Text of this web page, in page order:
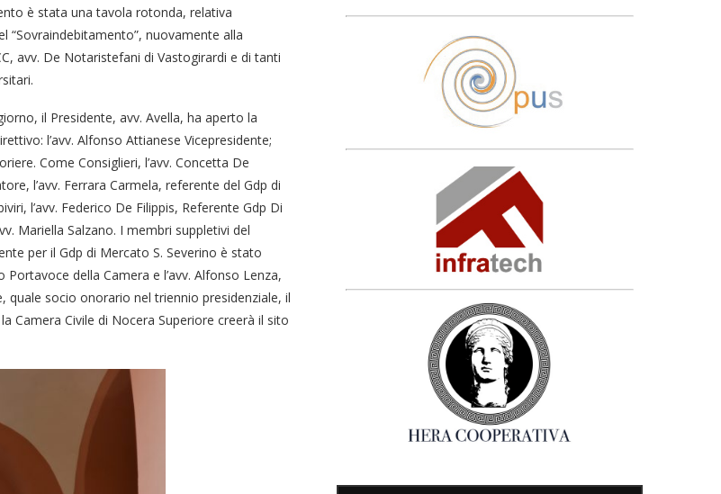
è stata una tavola rotonda, relativa
“Sovraindebitamento”, nuovamente alla
avv. De Notaristefani di Vastogirardi e di tanti
il Presidente, avv. Avella, ha aperto la
l’avv. Alfonso Attianese Vicepresidente;
Come Consiglieri, l’avv. Concetta De
l’avv. Ferrara Carmela, referente del Gdp di
l’avv. Federico De Filippis, Referente Gdp Di
Mariella Salzano. I membri suppletivi del
per il Gdp di Mercato S. Severino è stato
della Camera e l’avv. Alfonso Lenza,
quale socio onorario nel triennio presidenziale, il
Camera Civile di Nocera Superiore creerà il sito